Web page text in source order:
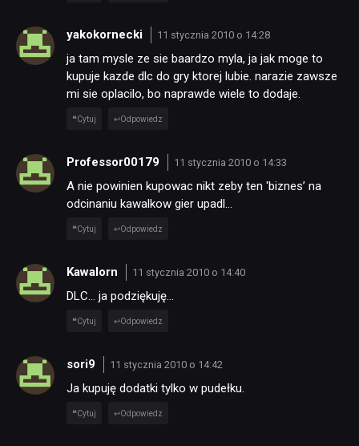
yakokornecki 11 stycznia 2010 o 14:28
ja tam mysle ze sie baardzo myla, ja jak moge to
kupuje kazde dlc do gry ktorej lubie. narazie zawsze
mi sie oplacilo, bo naprawde wiele to dodaje.
Cytuj Odpowiedz
Professor00179 11 stycznia 2010 o 14:33
A nie powinien kupowac nikt zeby ten 'biznes’ na
odcinaniu kawalkow gier upadl…
Cytuj Odpowiedz
Kawalorn 11 stycznia 2010 o 14:40
DLC… ja podziękuję…
Cytuj Odpowiedz
sori9 11 stycznia 2010 o 14:42
Ja kupuję dodatki tylko w pudełku.
Cytuj Odpowiedz